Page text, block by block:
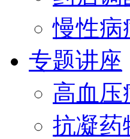
慢性病
专题讲座
高血压
抗凝药